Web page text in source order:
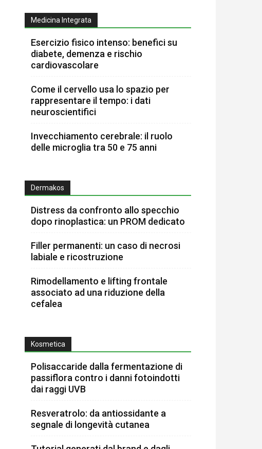
Medicina Integrata
Esercizio fisico intenso: benefici su
diabete, demenza e rischio
cardiovascolare
Come il cervello usa lo spazio per
rappresentare il tempo: i dati
neuroscientifici
Invecchiamento cerebrale: il ruolo
delle microglia tra 50 e 75 anni
Dermakos
Distress da confronto allo specchio
dopo rinoplastica: un PROM dedicato
Filler permanenti: un caso di necrosi
labiale e ricostruzione
Rimodellamento e lifting frontale
associato ad una riduzione della
cefalea
Kosmetica
Polisaccaride dalla fermentazione di
passiflora contro i danni fotoindotti
dai raggi UVB
Resveratrolo: da antiossidante a
segnale di longevità cutanea